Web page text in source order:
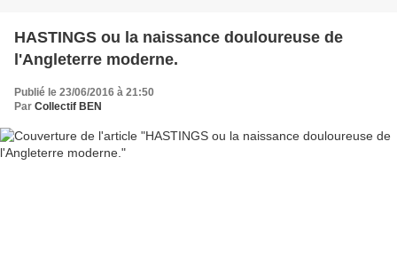
HASTINGS ou la naissance douloureuse de
l'Angleterre moderne.
Publié le 23/06/2016 à 21:50
Par Collectif BEN